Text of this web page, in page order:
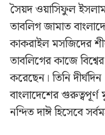
সৈয়দ ওয়াসিফুল
তাবলিগ জামাত
কাকরাইল মসজিদের
তাবলিগের কাজে
করেছেন। তিনি
বাংলাদেশের
নন্দিত দাঈ হিসেবে